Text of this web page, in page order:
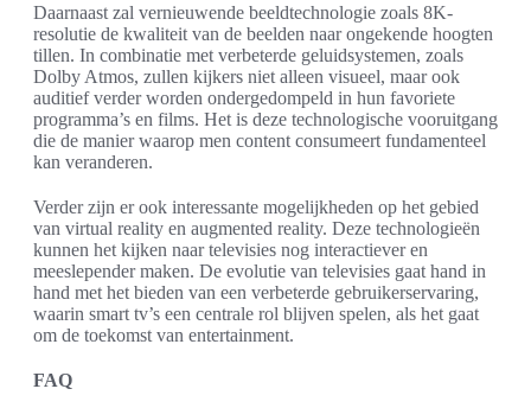
Daarnaast zal vernieuwende beeldtechnologie zoals 8K-
resolutie de kwaliteit van de beelden naar ongekende hoogten
tillen. In combinatie met verbeterde geluidsystemen, zoals
Dolby Atmos, zullen kijkers niet alleen visueel, maar ook
auditief verder worden ondergedompeld in hun favoriete
programma’s en films. Het is deze technologische vooruitgang
die de manier waarop men content consumeert fundamenteel
kan veranderen.
Verder zijn er ook interessante mogelijkheden op het gebied
van virtual reality en augmented reality. Deze technologieën
kunnen het kijken naar televisies nog interactiever en
meeslepender maken. De evolutie van televisies gaat hand in
hand met het bieden van een verbeterde gebruikerservaring,
waarin smart tv’s een centrale rol blijven spelen, als het gaat
om de toekomst van entertainment.
FAQ